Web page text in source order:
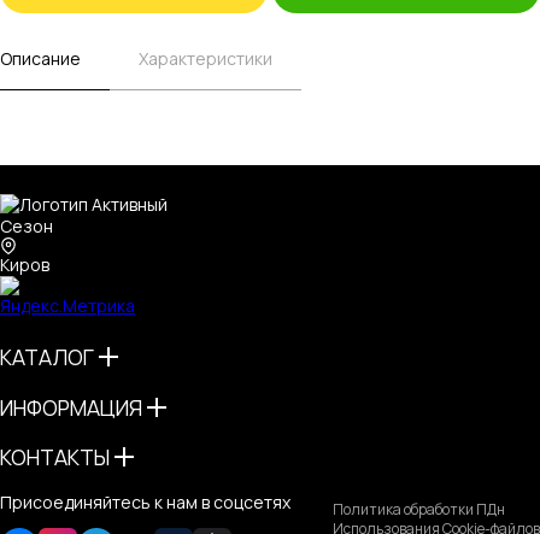
Описание Характеристики
Киров
КАТАЛОГ
ИНФОРМАЦИЯ
КОНТАКТЫ
Политика обработки ПДн
Использования Cookie-файлов
Присоединяйтесь к нам в соцсетях